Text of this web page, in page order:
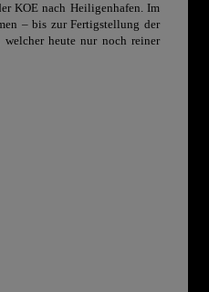
KOE nach Heiligenhafen. Im
– bis zur Fertigstellung der
heute nur noch reiner